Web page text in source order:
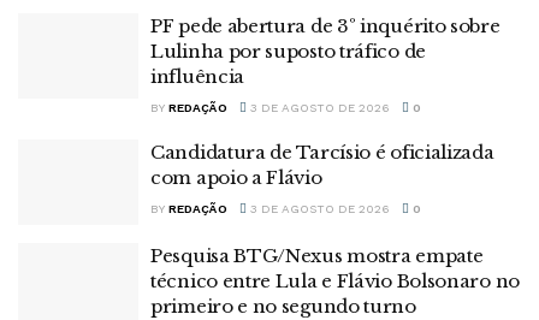
PF pede abertura de 3º inquérito sobre
Lulinha por suposto tráfico de
influência
BY REDAÇÃO 3 DE AGOSTO DE 2026 0
Candidatura de Tarcísio é oficializada
com apoio a Flávio
BY REDAÇÃO 3 DE AGOSTO DE 2026 0
Pesquisa BTG/Nexus mostra empate
técnico entre Lula e Flávio Bolsonaro no
primeiro e no segundo turno